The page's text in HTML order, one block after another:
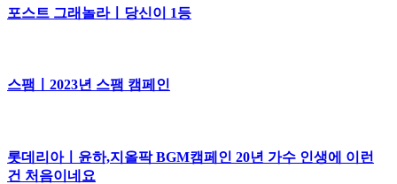
포스트 그래놀라ㅣ당신이 1등
스팸ㅣ2023년 스팸 캠페인
롯데리아ㅣ윤하,지올팍 BGM캠페인 20년 가수 인생에 이런
건 처음이네요